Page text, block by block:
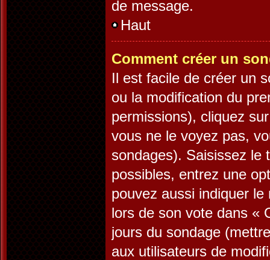
de message.
Haut
Comment créer un
Il est facile de créer un
ou la modification du
permissions), cliquez
vous ne le voyez pas,
sondages). Saisissez le
possibles, entrez une
pouvez aussi indiquer le
lors de son vote dans «
jours du sondage
aux utilisateurs de